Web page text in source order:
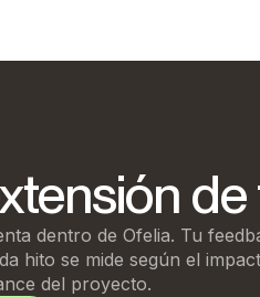
de
dentro de Ofelia. Tu
hito se mide según el
del proyecto.